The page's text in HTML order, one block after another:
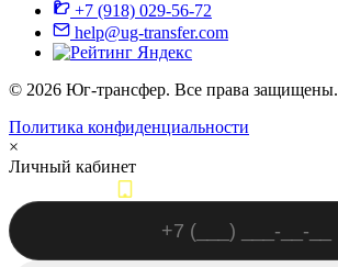
+7 (918) 029-56-72
help@ug-transfer.com
© 2026 Юг-трансфер. Все права защищены.
Политика конфиденциальности
×
Личный кабинет